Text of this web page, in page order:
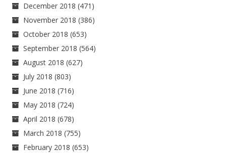
December 2018 (471)
November 2018 (386)
October 2018 (653)
September 2018 (564)
August 2018 (627)
July 2018 (803)
June 2018 (716)
May 2018 (724)
April 2018 (678)
March 2018 (755)
February 2018 (653)